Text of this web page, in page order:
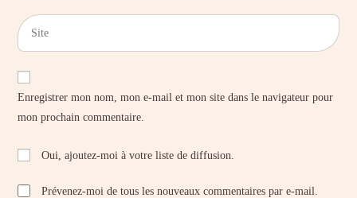
to
comment
address
to
comment
Saisir
votre
site
(facultatif)
Enregistrer mon nom, mon e-mail et mon site dans le navigateur pour
mon prochain commentaire.
Oui, ajoutez-moi à votre liste de diffusion.
Prévenez-moi de tous les nouveaux commentaires par e-mail.